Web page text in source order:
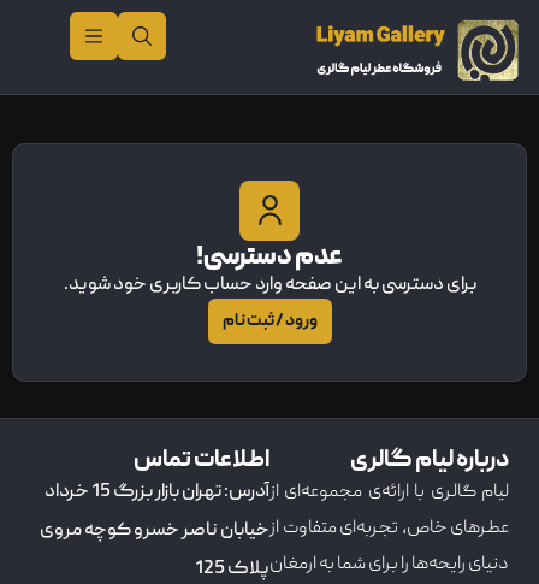
عدم دسترسی!
برای دسترسی به این صفحه وارد حساب کاربری خود شوید.
ورود / ثبت نام
درباره لیام گالری
لیام گالری با ارائه‌ی مجموعه‌ای از
عطرهای خاص، تجربه‌ای متفاوت از
دنیای رایحه‌ها را برای شما به ارمغان
اطلاعات تماس
آدرس: تهران بازار بزرگ 15 خرداد
خیابان ناصر خسرو کوچه مروی
پلاک 125